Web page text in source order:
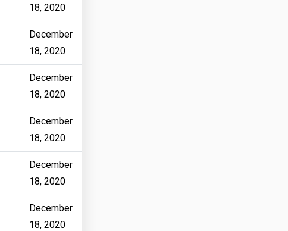
18, 2020
December
18, 2020
December
18, 2020
December
18, 2020
December
18, 2020
December
18, 2020